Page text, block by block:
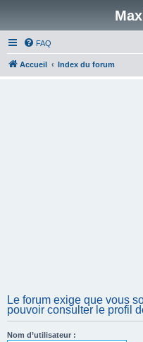
FAQ
Accueil Index du forum
Le forum exige que vous
pouvoir consulter le profil
Nom d’utilisateur :